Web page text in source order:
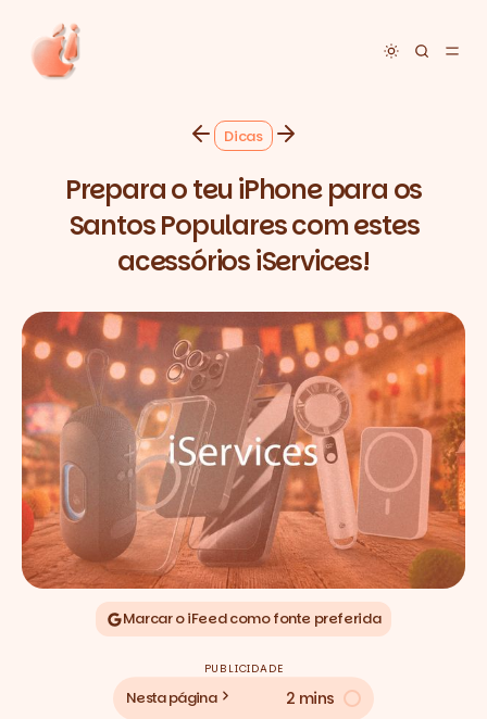
Toggle
Dicas
Prepara o teu iPhone para os
Santos Populares com estes
acessórios iServices!
Marcar o iFeed como fonte preferida
PUBLICIDADE
Nesta página 2 mins